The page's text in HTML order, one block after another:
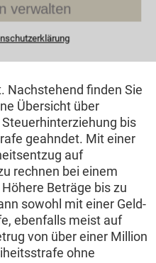
berechnet
Nachstehend finden Sie
Übersicht über
bis
geahndet. Mit einer
auf
rechnen bei einem
Beträge bis zu
sowohl mit einer Geld-
ebenfalls meist auf
von über einer Million
ohne
verwalten